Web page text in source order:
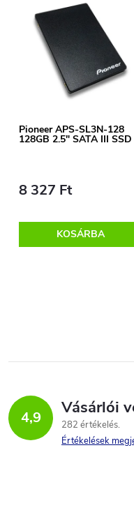
k
e
k
e
e
z
é
ABC szerint
é
e
k
á
Pioneer APS-SL3N-128
128GB 2.5" SATA III SSD
8 327 Ft
KOSÁRBA
s
a
i
4,9 Vásárlói
282 értékelés
Értékelések